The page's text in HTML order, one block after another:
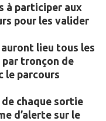
à participer aux
pour les valider
lieu tous les
par tronçon de
le parcours
chaque sortie
d’alerte sur le